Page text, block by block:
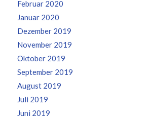
Februar 2020
Januar 2020
Dezember 2019
November 2019
Oktober 2019
September 2019
August 2019
Juli 2019
Juni 2019